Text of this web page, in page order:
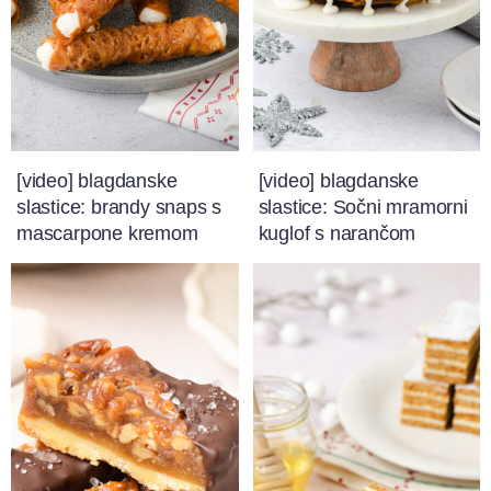
[video] blagdanske
slastice: brandy snaps s
mascarpone kremom
[video] blagdanske
slastice: Sočni mramorni
kuglof s narančom